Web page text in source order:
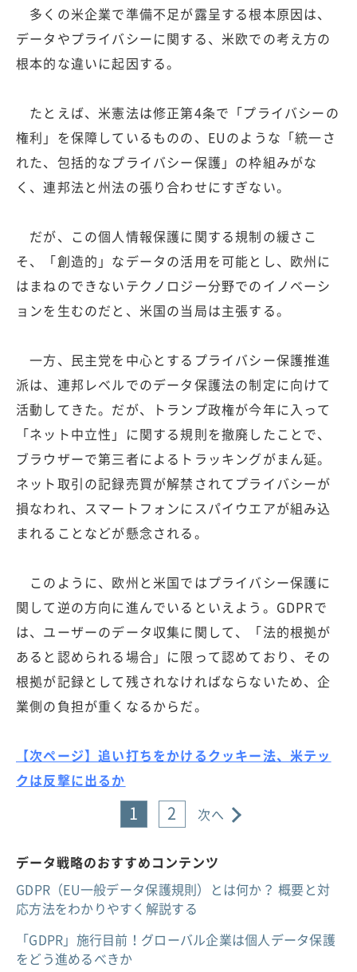
多くの米企業で準備不足が露呈する根本原因は、
データやプライバシーに関する、米欧での考え方の
根本的な違いに起因する。
たとえば、米憲法は修正第4条で「プライバシーの
権利」を保障しているものの、EUのような「統一さ
れた、包括的なプライバシー保護」の枠組みがな
く、連邦法と州法の張り合わせにすぎない。
だが、この個人情報保護に関する規制の緩さこ
そ、「創造的」なデータの活用を可能とし、欧州に
はまねのできないテクノロジー分野でのイノベーシ
ョンを生むのだと、米国の当局は主張する。
一方、民主党を中心とするプライバシー保護推進
派は、連邦レベルでのデータ保護法の制定に向けて
活動してきた。だが、トランプ政権が今年に入って
「ネット中立性」に関する規則を撤廃したことで、
ブラウザーで第三者によるトラッキングがまん延。
ネット取引の記録売買が解禁されてプライバシーが
損なわれ、スマートフォンにスパイウエアが組み込
まれることなどが懸念される。
このように、欧州と米国ではプライバシー保護に
関して逆の方向に進んでいるといえよう。GDPRで
は、ユーザーのデータ収集に関して、「法的根拠が
あると認められる場合」に限って認めており、その
根拠が記録として残されなければならないため、企
業側の負担が重くなるからだ。
【次ページ】追い打ちをかけるクッキー法、米テッ
クは反撃に出るか
1 2 次へ
データ戦略のおすすめコンテンツ
GDPR（EU一般データ保護規則）とは何か？ 概要と対
応方法をわかりやすく解説する
「GDPR」施行目前！グローバル企業は個人データ保護
をどう進めるべきか